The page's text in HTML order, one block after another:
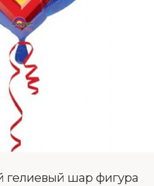
гелиевый шар фигура